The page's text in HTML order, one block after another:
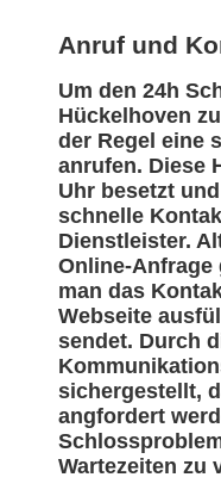
Anruf und
Um den 24h
Hückelhoven
der Regel eine
anrufen. Diese
Uhr besetzt
schnelle
Dienstleister.
Online-Anfrage
man das
Webseite
sendet. Durch
sichergestellt,
angfordert
Wartezeiten zu